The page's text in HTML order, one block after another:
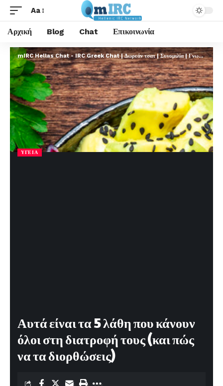
Aa
Αρχική Blog Chat Επικοινωνία
mIRC Hellas Chat - IRC Greek Chat | Δωρεάν τσατ | Συνομιλία | Γνωριμίες | FREE
ΥΓΕΊΑ
Αυτά είναι τα 5 λάθη που κάνουν
όλοι στη διατροφή τους (και πώς
να τα διορθώσεις)